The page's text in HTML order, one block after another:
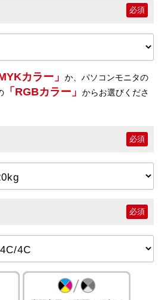
必須
カラー」か、パソコンモニタの
「RGBカラー」からお選びくださ
必須
必須